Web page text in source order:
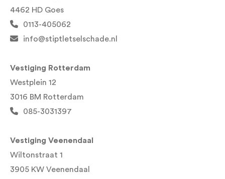
4462 HD Goes
0113-405062
info@stiptletselschade.nl
Vestiging Rotterdam
Westplein 12
3016 BM Rotterdam
085-3031397
Vestiging Veenendaal
Wiltonstraat 1
3905 KW Veenendaal